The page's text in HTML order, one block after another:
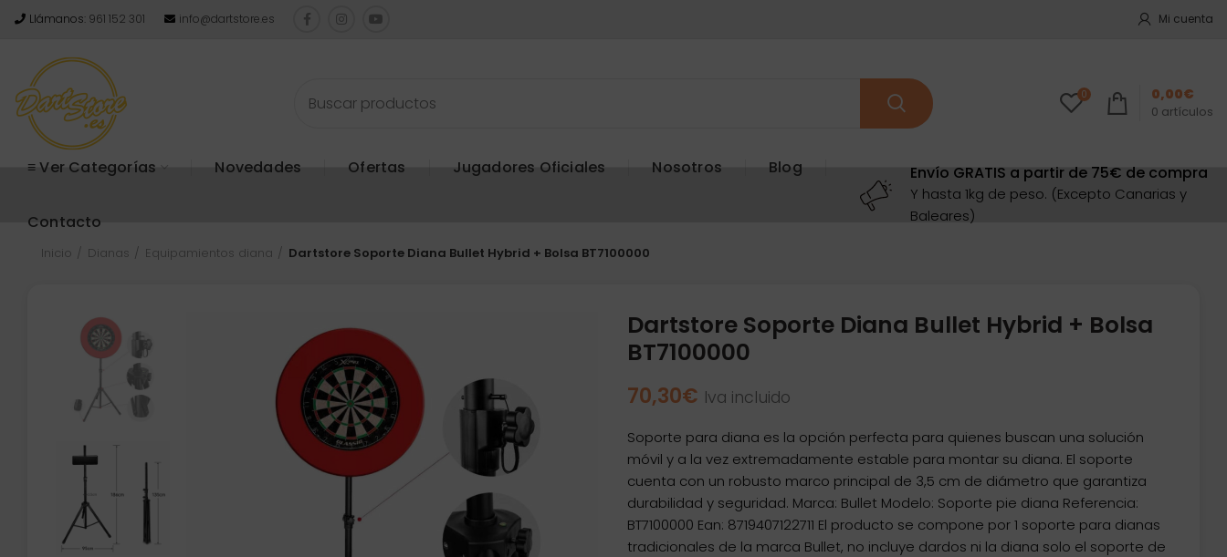
Llámanos: 961 152 301 info@dartstore.es Mi cuenta
0
0 artículos
0,00€
≡ Ver Categorías Novedades Ofertas Jugadores Oficiales Nosotros Blog
Contacto
Envío GRATIS a partir de 75€ de compra
Y hasta 1kg de peso. (Excepto Canarias y
Baleares)
Inicio Dianas Equipamientos diana Dartstore Soporte Diana Bullet Hybrid + Bolsa BT7100000
Dartstore Soporte Diana Bullet Hybrid + Bolsa
BT7100000
70,30€ Iva incluido
Soporte para diana es la opción perfecta para quienes buscan una solución
móvil y a la vez extremadamente estable para montar su diana. El soporte
cuenta con un robusto marco principal de 3,5 cm de diámetro que garantiza
durabilidad y seguridad. Marca: Bullet Modelo: Soporte pie diana Referencia:
BT7100000 Ean: 8719407122711 El producto se compone por 1 soporte para dianas
tradicionales de la marca Bullet, no incluye dardos ni la diana solo el soporte de